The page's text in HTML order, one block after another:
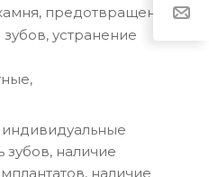
предотвращение
устранение
зубов, наличие
наличие